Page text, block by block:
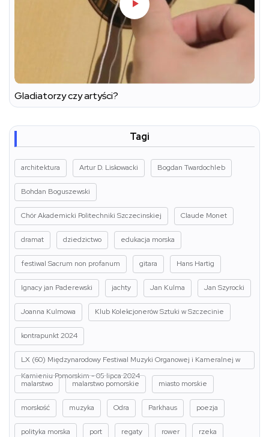
Gladiatorzy czy artyści?
Tagi
architektura Artur D. Liskowacki Bogdan Twardochleb
Bohdan Boguszewski
Chór Akademicki Politechniki Szczecinskiej Claude Monet
dramat dziedzictwo edukacja morska
festiwal Sacrum non profanum gitara Hans Hartig
Ignacy jan Paderewski jachty Jan Kulma Jan Szyrocki
Joanna Kulmowa Klub Kolekcjonerów Sztuki w Szczecinie
kontrapunkt 2024
LX (60) Międzynarodowy Festiwal Muzyki Organowej i Kameralnej w
Kamieniu Pomorskim - 05 lipca 2024
malarstwo
malarstwo pomorskie miasto morskie
morskość muzyka Odra Parkhaus poezja
polityka morska port regaty rower rzeka